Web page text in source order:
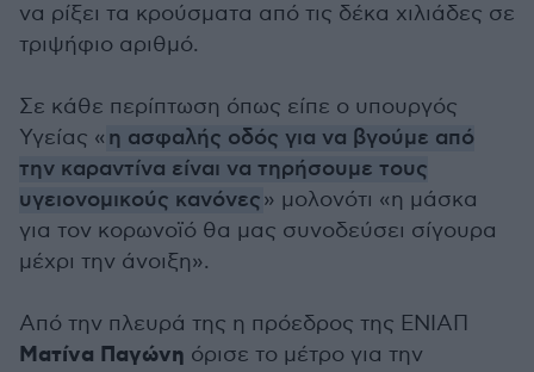
να ρίξει τα κρούσματα από τις δέκα χιλιάδες σε
τριψήφιο αριθμό.
Σε κάθε περίπτωση όπως είπε ο υπουργός
Υγείας « η ασφαλής οδός για να βγούμε από
την καραντίνα είναι να τηρήσουμε τους
υγειονομικούς κανόνες» μολονότι «η μάσκα
για τον κορωνοϊό θα μας συνοδεύσει σίγουρα
μέχρι την άνοιξη».
Από την πλευρά της η πρόεδρος της ΕΝΙΑΠ
Ματίνα Παγώνη όρισε το μέτρο για την